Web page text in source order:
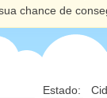
chance de
Estado: